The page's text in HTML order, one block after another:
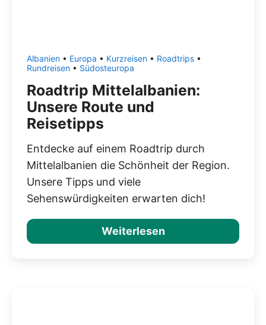
Albanien • Europa • Kurzreisen • Roadtrips •
Rundreisen • Südosteuropa
Roadtrip Mittelalbanien:
Unsere Route und
Reisetipps
Entdecke auf einem Roadtrip durch
Mittelalbanien die Schönheit der Region.
Unsere Tipps und viele
Sehenswürdigkeiten erwarten dich!
Weiterlesen